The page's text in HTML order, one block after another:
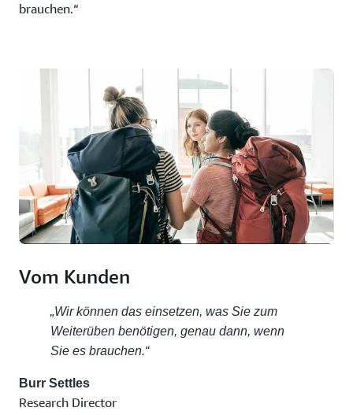
brauchen.“
Vom Kunden
„Wir können das einsetzen, was Sie zum
Weiterüben benötigen, genau dann, wenn
Sie es brauchen.“
Burr Settles
Research Director